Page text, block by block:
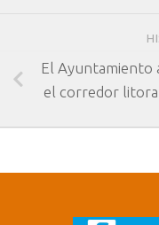
El Ayuntamiento
el corredor